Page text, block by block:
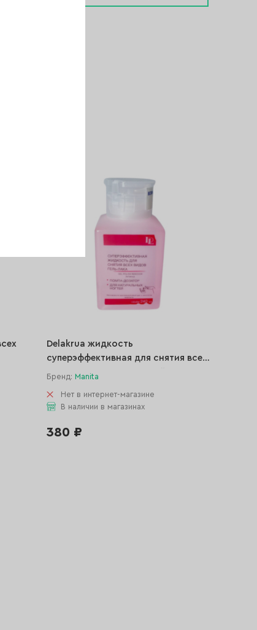
Delakrua жидкость
суперэффективная для снятия всех
видов гель-лака с помпой, 240 мл
Бренд: Manita
Нет в интернет-магазине
В наличии в магазинах
380 ₽